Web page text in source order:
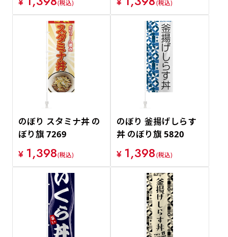
¥ (税込) ¥ (税込)
のぼり スタミナ丼 の
ぼり旗 7269
¥ 1,398(税込)
のぼり 釜揚げしらす
丼 のぼり旗 5820
¥ 1,398(税込)